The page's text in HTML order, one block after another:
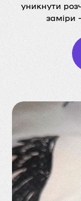
уникнути
заміри